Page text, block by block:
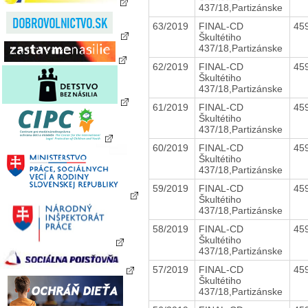
437/18,Partizánske
63/2019
FINAL-CD
Škultétiho
437/18,Partizánske
62/2019
FINAL-CD
Škultétiho
437/18,Partizánske
61/2019
FINAL-CD
Škultétiho
437/18,Partizánske
60/2019
FINAL-CD
Škultétiho
437/18,Partizánske
59/2019
FINAL-CD
Škultétiho
437/18,Partizánske
58/2019
FINAL-CD
Škultétiho
437/18,Partizánske
57/2019
FINAL-CD
Škultétiho
437/18,Partizánske